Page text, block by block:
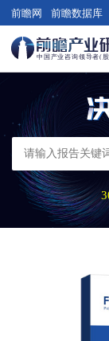
前瞻网 前瞻数据库